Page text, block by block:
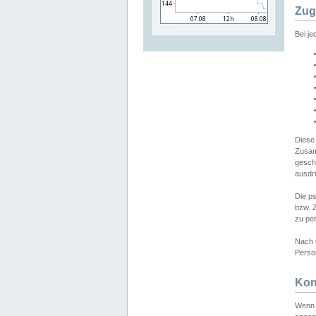
Bei
Die
bzw.
zu
Nach